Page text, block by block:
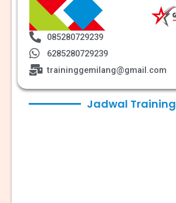
085280729239
6285280729239
traininggemilang@gmail.com
Jadwal Training